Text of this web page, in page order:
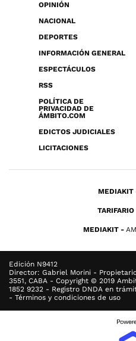
OPINIÓN
NACIONAL
DEPORTES
INFORMACIÓN GENERAL
ESPECTÁCULOS
RSS
POLÍTICA DE
PRIVACIDAD DE
ÁMBITO.COM
EDICTOS JUDICIALES
LICITACIONES
MEDIAKIT
TARIFARIO
MEDIAKIT
Edición N9412
Director: Gabriel Morini -
3551, CABA - Copyright © 2019
1852 9232 - Registro DNDA en
- Términos y condiciones de uso